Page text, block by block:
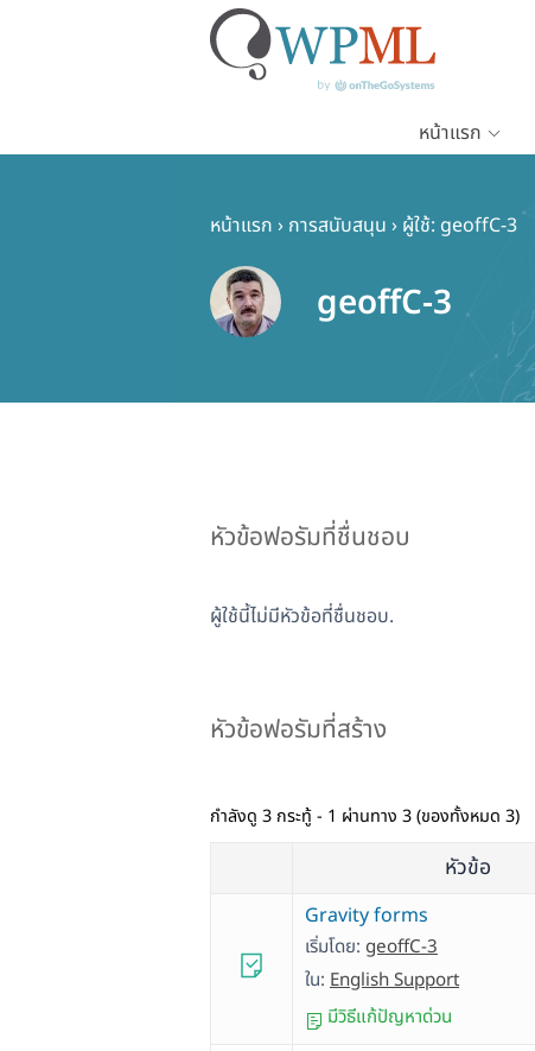
หน้าแรก
หน้าแรก › การสนับสนุน › ผู้ใช้: geoffC-3
geoffC-3
หัวข้อฟอรัมที่ชื่นชอบ
ผู้ใช้นี้ไม่มีหัวข้อที่ชื่นชอบ.
หัวข้อฟอรัมที่สร้าง
กำลังดู 3 กระทู้ - 1 ผ่านทาง 3 (ของทั้งหมด 3)
หัวข้อ
Gravity forms
เริ่มโดย: geoffC-3
ใน: English Support
มีวิธีแก้ปัญหาด่วน